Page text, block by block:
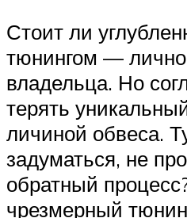
Стоит ли
тюнингом —
владельца. Но
терять
личиной обвеса.
задуматься, не
обратный
чрезмерный